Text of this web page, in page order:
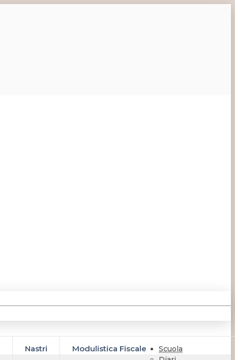
Nastri Modulistica Fiscale
Scuola